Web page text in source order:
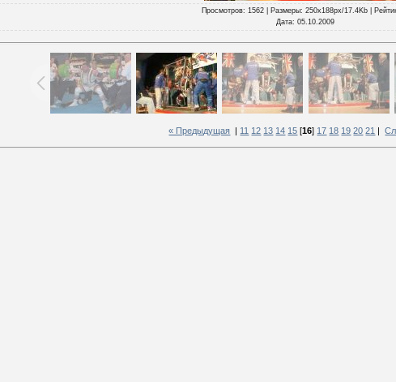
Просмотров: 1562 | Размеры: 250x188px/17.4Kb |
Дата: 05.10.2009
« Предыдущая 11 12 13 14 15 [16] 17 18 19 20 21 |